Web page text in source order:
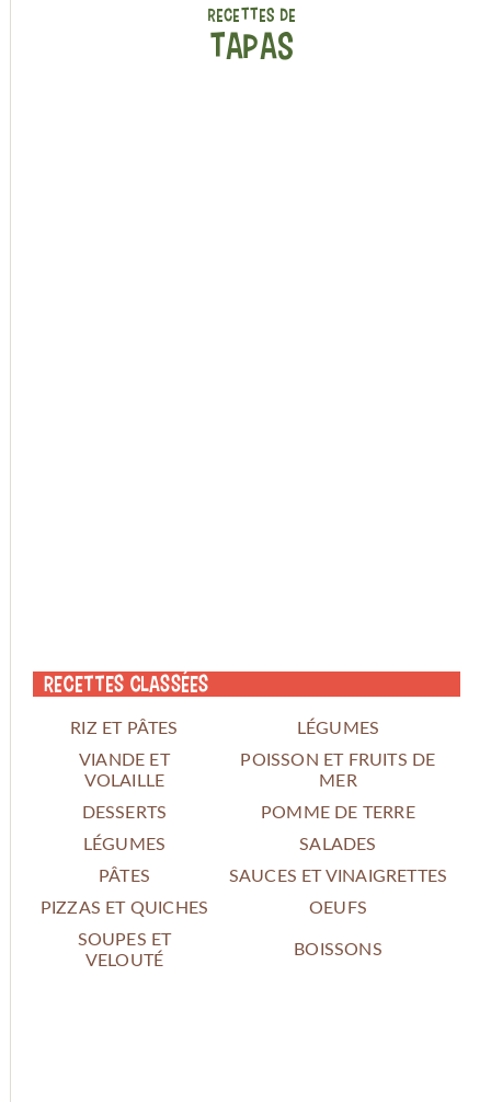
RECETTES DE
TAPAS
Recettes classées
RIZ ET PÂTES
LÉGUMES
VIANDE ET
VOLAILLE
POISSON ET FRUITS DE
MER
DESSERTS
POMME DE TERRE
LÉGUMES
SALADES
PÂTES
SAUCES ET VINAIGRETTES
PIZZAS ET QUICHES
OEUFS
SOUPES ET
VELOUTÉ
BOISSONS